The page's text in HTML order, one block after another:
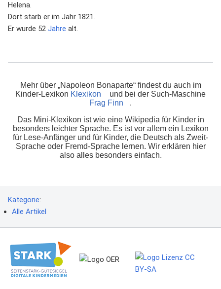
Helena.
Dort starb er im Jahr 1821.
Er wurde 52 Jahre alt.
Mehr über „Napoleon Bonaparte“ findest du auch im
Kinder-Lexikon Klexikon
und bei der Such-Maschine
Frag Finn
.
Das Mini-Klexikon ist wie eine Wikipedia für Kinder in
besonders leichter Sprache. Es ist vor allem ein Lexikon
für Lese-Anfänger und für Kinder, die Deutsch als Zweit-
Sprache oder Fremd-Sprache lernen. Wir erklären hier
also alles besonders einfach.
Kategorie:
Alle Artikel